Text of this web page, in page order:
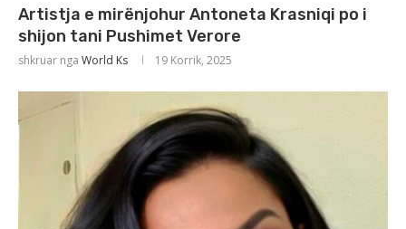
Artistja e mirënjohur Antoneta Krasniqi po i
shijon tani Pushimet Verore
shkruar nga World Ks 19 Korrik, 2025